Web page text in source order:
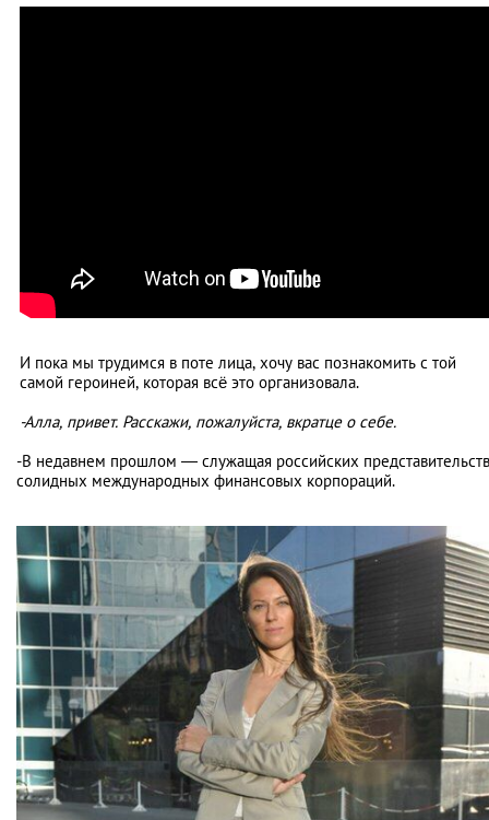
И пока мы трудимся в поте лица, хочу вас познакомить с той
самой героиней, которая всё это организовала.
-Алла, привет. Расскажи, пожалуйста, вкратце о себе.
-В недавнем прошлом — служащая российских представительств
солидных международных финансовых корпораций.